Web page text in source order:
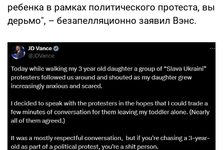
ребенка в рамках политического протеста, вы
дерьмо", – безапелляционно заявил Вэнс.